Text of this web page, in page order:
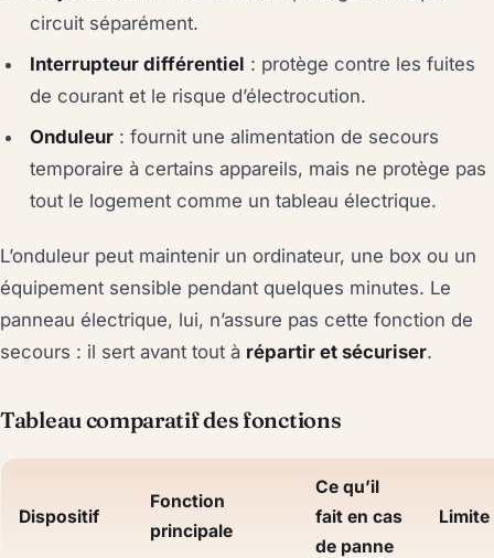
circuit séparément.
Interrupteur différentiel : protège contre les fuites
de courant et le risque d’électrocution.
Onduleur : fournit une alimentation de secours
temporaire à certains appareils, mais ne protège pas
tout le logement comme un tableau électrique.
L’onduleur peut maintenir un ordinateur, une box ou un
équipement sensible pendant quelques minutes. Le
panneau électrique, lui, n’assure pas cette fonction de
secours : il sert avant tout à répartir et sécuriser.
Tableau comparatif des fonctions
Dispositif
Fonction
principale
Ce qu’il
fait en cas
de panne
Limite